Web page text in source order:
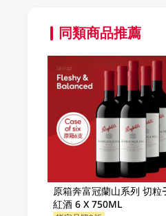
同類商品推薦
原箱奔富冠蘭山系列 切粒
紅酒 6 X 750ML